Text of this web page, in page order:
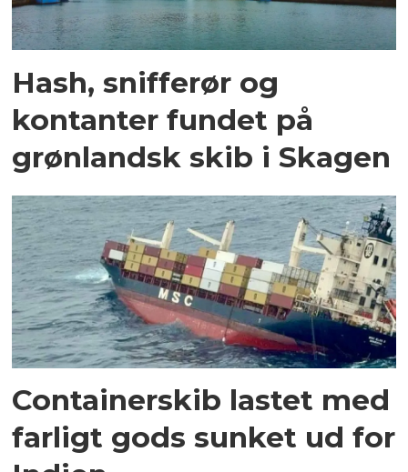
Hash, snifferør og
kontanter fundet på
grønlandsk skib i Skagen
Containerskib lastet med
farligt gods sunket ud for